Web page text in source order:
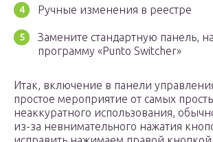
Ручные изменения в реестре
Замените стандартную панель,
программу «Punto Switcher»
Итак, включение в панели
простое мероприятие от самых
неаккуратного использования,
из-за невнимательного нажатия